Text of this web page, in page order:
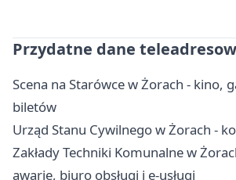
Przydatne dane
Scena na Starówce w Żorach - kino,
biletów
Urząd Stanu Cywilnego w Żorach -
Zakłady Techniki Komunalne w
awarie, biuro obsługi i e-usługi